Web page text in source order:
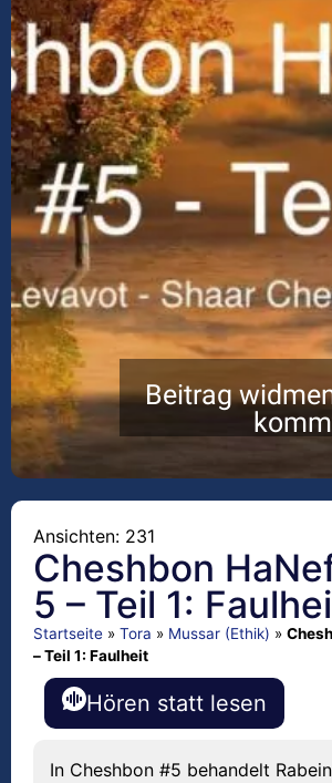
Beitrag
Ansichten: 231
Cheshbon
5 – Teil 1:
Startseite » Tora » Mussar (Ethik) »
– Teil 1: Faulheit
Hören statt lesen
In Cheshbon #5 behandelt